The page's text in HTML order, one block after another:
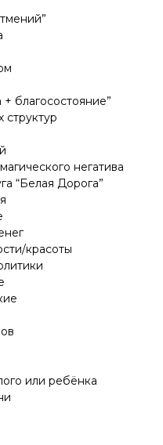
благосостояние”
негатива
“Белая Дорога”
красоты
или ребёнка